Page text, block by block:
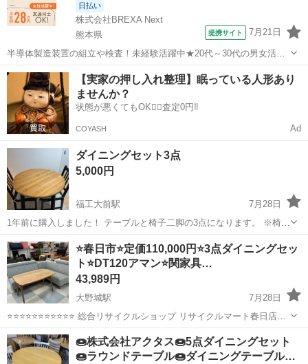
日払い
株式会社BREXA Next
熊本県
提携サイト 7月21日
半導体製造装置の組立や検査！未経験活躍中★20代～30代の男女活躍
中★ワンルーム寮完備！赴任旅費会社負担！マイカー通勤OK！無料駐
車場あり！正社員登用あり！《熊本県菊池郡大津町》 人気の工場のお
仕事 ◇半導体製造装置の組立...
熊本 その他
【実家の押し入れ整理】眠っている人形あり
ませんか？
状態が悪くてもOK🙆‍♀️査定0円‼️
COYASH Ad
ダイニングセット3点
5,000円
福工大前駅
7月28日
1年前に購入しました！ テーブルと椅子二脚の3点になります。 ※椅子
のみ、テーブルのみなども相談可 小さな傷、使用感あります。 9月10
日までに取りに来ていただける方のみお願いします。
福岡 糟屋郡 福工大前駅 ダイニングセット
⭐春日市⭐定価110,000円⭐3点ダイニングセッ
ト⭐DT120アマン⭐関家具…
43,989円
大野城駅
7月28日
⭐️⭐️⭐️⭐️⭐️⭐️⭐️⭐️⭐️⭐️⭐️ 総合リサイクルショップ リサイクルマート春日店で
す ⭐️⭐️⭐️⭐️⭐️⭐️⭐️⭐️⭐️⭐️⭐️ プロフィールをご参照ください。 商品内容 （商
品...
福岡 春日市 大野城駅 ダイニングセット
リサイクルマート
🍩株式会社アクタス🍩5点ダイニングセット
🍩ラウンドテーブル🍩ダイニングテーブル…